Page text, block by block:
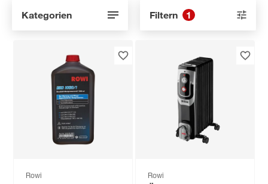
Kategorien Filtern 1
Rowi Rowi